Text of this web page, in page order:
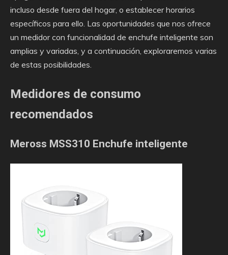
incluso desde fuera del hogar, o establecer horarios
específicos para ello. Las oportunidades que nos ofrece
un medidor con funcionalidad de enchufe inteligente son
amplias y variadas, y a continuación, exploraremos varias
de estas posibilidades.
Medidores de consumo
recomendados
Meross MSS310 Enchufe inteligente